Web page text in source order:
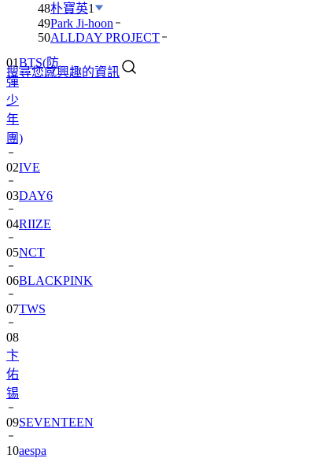
48朴寶英1
49Park Ji-hoon
50ALLDAY PROJECT
搜尋您感興趣的資訊
01BTS(防
彈
少
年
團)
02IVE
03DAY6
04RIIZE
05NCT
06BLACKPINK
07TWS
08
卞
佑
锡
09SEVENTEEN
10aespa